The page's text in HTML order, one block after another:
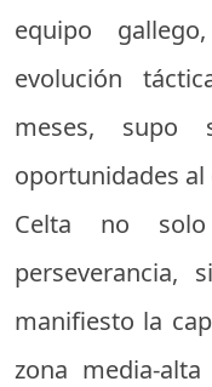
equipo
evolución
meses, supo
oportunidades
Celta no
perseverancia,
manifiesto la
zona media-